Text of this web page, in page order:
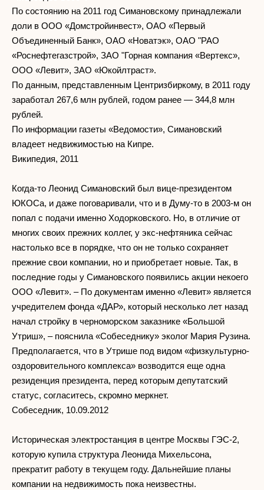
По состоянию на 2011 год Симановскому принадлежали
доли в ООО «Домстройинвест», ОАО «Первый
Объединенный Банк», ОАО «Новатэк», ОАО "РАО
«Роснефтегазстрой», ЗАО "Горная компания «Вертекс»,
ООО «Левит», ЗАО «Юкойлтраст».
По данным, представленным Центризбиркому, в 2011 году
заработал 267,6 млн рублей, годом ранее — 344,8 млн
рублей.
По информации газеты «Ведомости», Симановский
владеет недвижимостью на Кипре.
Википедия, 2011
Когда-то Леонид Симановский был вице-президентом
ЮКОСа, и даже поговаривали, что и в Думу-то в 2003-м он
попал с подачи именно Ходорковского. Но, в отличие от
многих своих прежних коллег, у экс-нефтяника сейчас
настолько все в порядке, что он не только сохраняет
прежние свои компании, но и приобретает новые. Так, в
последние годы у Симановского появились акции некоего
ООО «Левит». – По документам именно «Левит» является
учредителем фонда «ДАР», который несколько лет назад
начал стройку в черноморском заказнике «Большой
Утриш», – пояснила «Собеседнику» эколог Мария Рузина.
Предполагается, что в Утрише под видом «физкультурно-
оздоровительного комплекса» возводится еще одна
резиденция президента, перед которым депутатский
статус, согласитесь, скромно меркнет.
Собеседник, 10.09.2012
Историческая электростанция в центре Москвы ГЭС-2,
которую купила структура Леонида Михельсона,
прекратит работу в текущем году. Дальнейшие планы
компании на недвижимость пока неизвестны.